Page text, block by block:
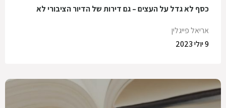
כסף לא גדל על העצים – גם דירות של הדיור הציבורי לא
אריאל פייגלין
9 יולי 2023